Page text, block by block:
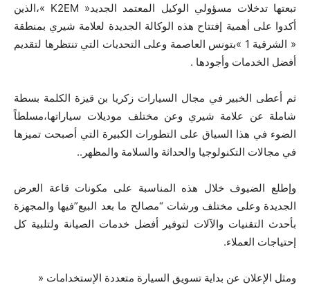
تبعتها تدخلات مسؤولي الوكيل المعتمد الجديد« K2EM »،الذين
أكدوا على أهمية إفتتاح هذه الوكالة الجديدة لعلامة شيري بمنطقة
« الشرقية 1 »بتونس العاصمة وعلى التحديات التي تنتظرها لتقديم
أفضل الخدمات وأجودها .
ثم أعطى الخبير في مجال السيارات زكريا بن قيزة الكلمة بسطة
شاملة عن علامة شيري وعن مختلف موديلات سياراتها،مسلطاً
الضوء في هذا السياق على التطورات الكبيرة التي أصبحت تميزها
في مجالات التكنولوجيا والحداثة والسلامة والمظهر..
وإطلع الضيوف خلال هذه المناسبة على مكونات قاعة العرض
الجديدة وعلى مختلف ورشات “مصالح ما بعد البيع”فيها والمجهزة
بأحدث التقنيات والآلات لتوفير أفضل خدمات الصيانة ولتلبية كل
إحتياجات العملاء.
ومثل الإعلان عن بداية تسويق السيارة متعددة الإستخدامات «